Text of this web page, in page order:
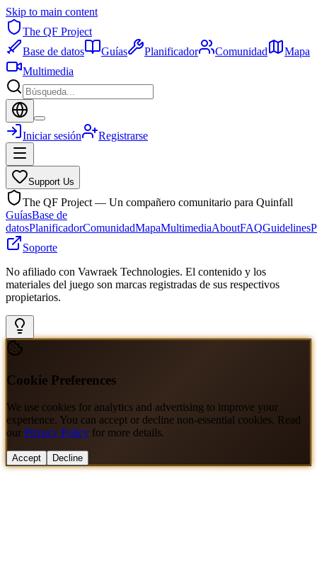
Skip to main content
The QF Project
Base de datos
Guías Planificador Comunidad
Mapa
Multimedia
Iniciar sesión Registrarse
Support Us
The QF Project — Un compañero comunitario para Quinfall
GuíasBase de
datosPlanificadorComunidadMapaMultimediaAboutFAQGuidelines
Soporte
No afiliado con Vawraek Technologies. El contenido y los
materiales del juego son marcas registradas de sus respectivos
propietarios.
Cookie Preferences
We use cookies for analytics and advertising to improve your
experience. You can accept or decline non-essential cookies. Read
our Privacy Policy for more details.
Accept Decline